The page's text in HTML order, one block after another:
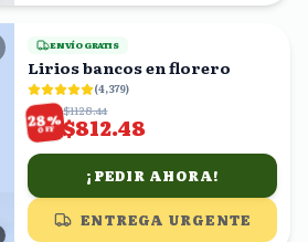
ENVÍO GRATIS
Lirios bancos en florero
(4,379)
28%
OFF
$1128.44
$812.48
¡PEDIR AHORA!
ENTREGA URGENTE